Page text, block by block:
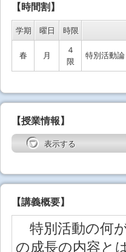
【時間割】
学期 曜日 時限
春 月
４
限
特別活動論
【授業情報】
表示する
【講義概要】
特別活動の何
の成長の内容と